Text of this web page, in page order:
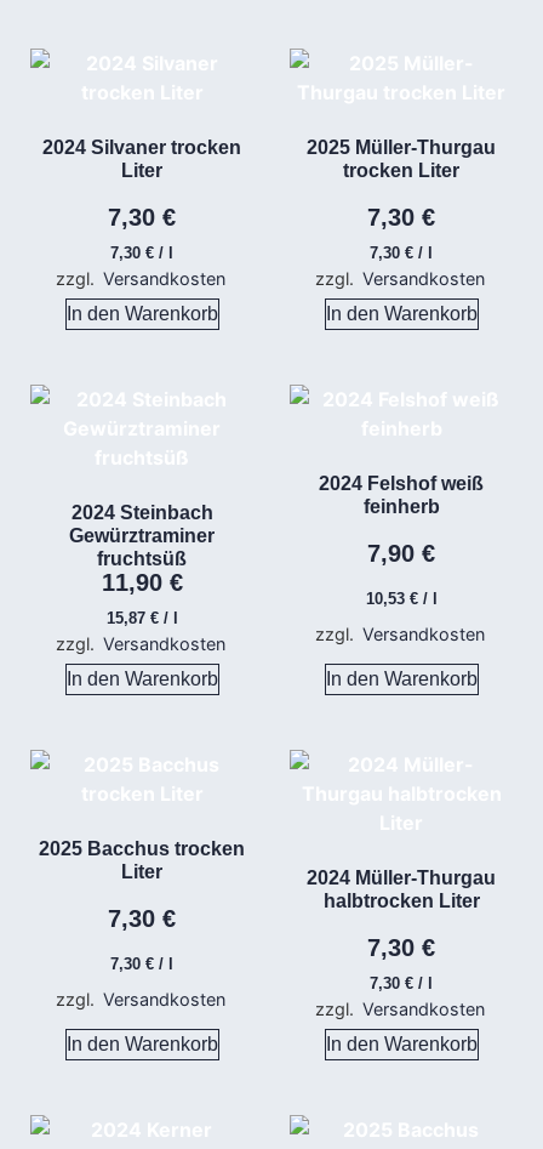
2024 Silvaner trocken
Liter
7,30 €
7,30 € / l
zzgl. Versandkosten
In den Warenkorb
2025 Müller-Thurgau
trocken Liter
7,30 €
7,30 € / l
zzgl. Versandkosten
In den Warenkorb
2024 Steinbach
Gewürztraminer
fruchtsüß
11,90 €
15,87 €/ l
zzgl. Versandkosten
In den Warenkorb
2024 Felshof weiß
feinherb
7,90 €
10,53 €/ l
zzgl. Versandkosten
In den Warenkorb
2025 Bacchus trocken
Liter
7,30 €
7,30 € / l
zzgl. Versandkosten
In den Warenkorb
2024 Müller-Thurgau
halbtrocken Liter
7,30 €
7,30 € / l
zzgl. Versandkosten
In den Warenkorb